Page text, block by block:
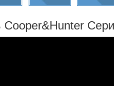
Cooper&Hunter